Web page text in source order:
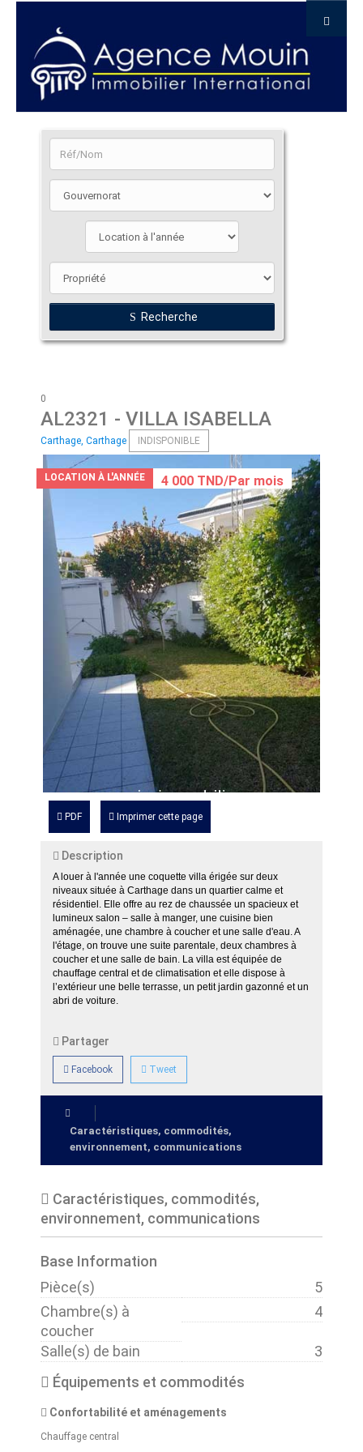
Recherche
0
AL2321 - VILLA ISABELLA
Carthage, Carthage INDISPONIBLE
LOCATION À L'ANNÉE 4 000 TND/Par mois
PDF Imprimer cette page
Description
A louer à l'année une coquette villa érigée sur deux
niveaux située à Carthage dans un quartier calme et
résidentiel. Elle offre au rez de chaussée un spacieux et
lumineux salon – salle à manger, une cuisine bien
aménagée, une chambre à coucher et une salle d'eau. A
l'étage, on trouve une suite parentale, deux chambres à
coucher et une salle de bain. La villa est équipée de
chauffage central et de climatisation et elle dispose à
l’extérieur une belle terrasse, un petit jardin gazonné et un
abri de voiture.
Partager
Facebook Tweet
Caractéristiques, commodités,
environnement, communications
Caractéristiques, commodités,
environnement, communications
Base Information
Pièce(s)
5
Chambre(s) à
coucher
4
Salle(s) de bain
3
Équipements et commodités
Confortabilité et aménagements
Chauffage central